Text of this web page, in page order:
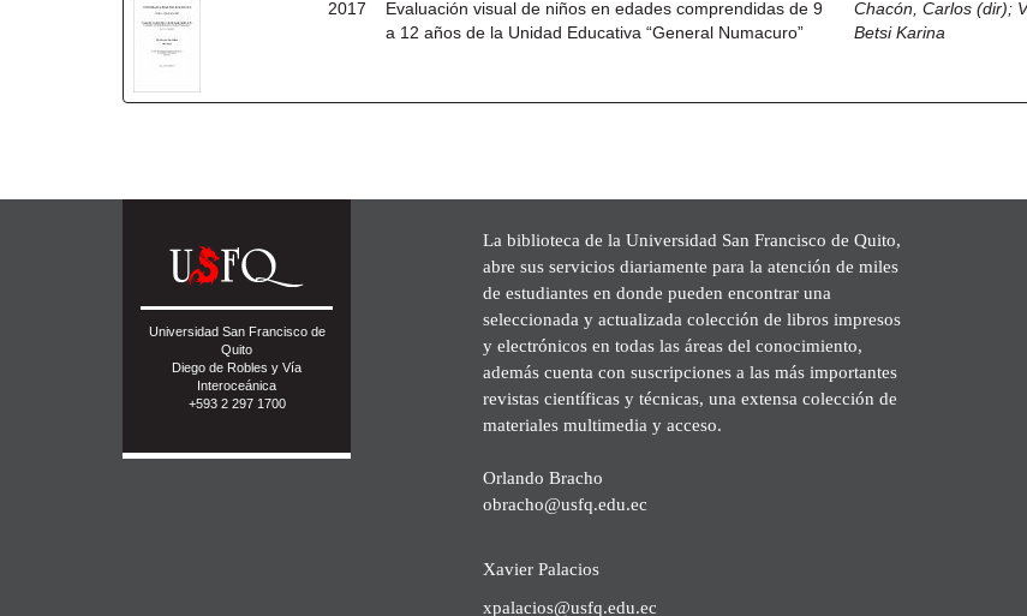
2017
Evaluación visual de niños en edades comprendidas de 9
a 12 años de la Unidad Educativa “General Numacuro”
Chacón, Carlos (dir);
Betsi Karina
Universidad San Francisco de
Quito
Diego de Robles y Vía
Interoceánica
+593 2 297 1700
La biblioteca de la Universidad San Francisco de Quito,
abre sus servicios diariamente para la atención de miles
de estudiantes en donde pueden encontrar una
seleccionada y actualizada colección de libros impresos
y electrónicos en todas las áreas del conocimiento,
además cuenta con suscripciones a las más importantes
revistas científicas y técnicas, una extensa colección de
materiales multimedia y acceso.
Orlando Bracho
obracho@usfq.edu.ec
Xavier Palacios
xpalacios@usfq.edu.ec